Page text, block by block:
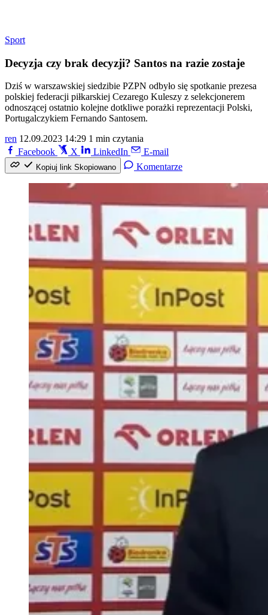
Sport
Decyzja czy brak decyzji? Santos na razie zostaje
Dziś w warszawskiej siedzibie PZPN odbyło się spotkanie prezesa
polskiej federacji piłkarskiej Cezarego Kuleszy z selekcjonerem
odnoszącej ostatnio kolejne dotkliwe porażki reprezentacji Polski,
Portugalczykiem Fernando Santosem.
ren 12.09.2023 14:29 1 min czytania
Facebook
X LinkedIn E-mail
Kopiuj link Skopiowano Komentarze